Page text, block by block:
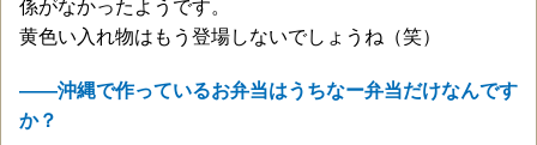
係がなかったようです。
黄色い入れ物はもう登場しないでしょうね（笑）
——沖縄で作っているお弁当はうちなー弁当だけなんです
か？